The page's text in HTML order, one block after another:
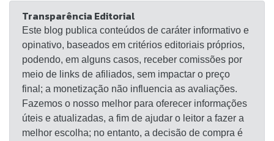
Transparência Editorial
Este blog publica conteúdos de caráter informativo e
opinativo, baseados em critérios editoriais próprios,
podendo, em alguns casos, receber comissões por
meio de links de afiliados, sem impactar o preço
final; a monetização não influencia as avaliações.
Fazemos o nosso melhor para oferecer informações
úteis e atualizadas, a fim de ajudar o leitor a fazer a
melhor escolha; no entanto, a decisão de compra é